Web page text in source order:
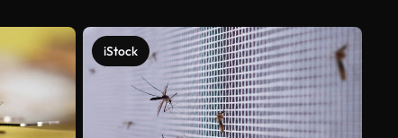
iStock